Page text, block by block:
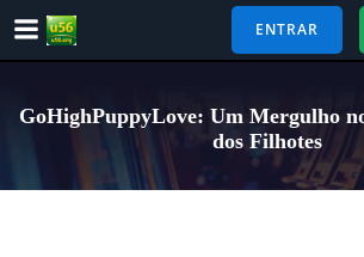
Pular
para
ENTRAR
GoHighPuppyLove: Um Mergulho
dos Filhotes